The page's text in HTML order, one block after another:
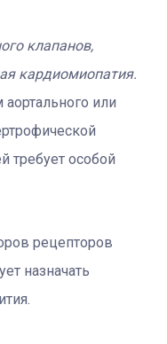
клапанов,
кардиомиопатия.
или
требует особой
рецепторов
назначать